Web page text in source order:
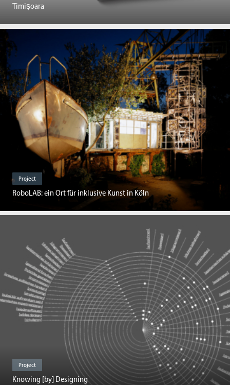
Timișoara
Project
RoboLAB: ein Ort für inklusive Kunst in Köln
Project
Knowing [by] Designing